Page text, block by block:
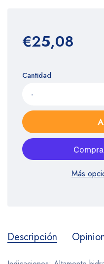
€25,08
Cantidad
-
Más
Descripción